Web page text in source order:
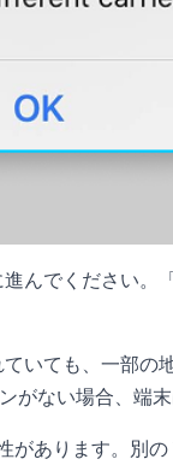
でください。
いても、一部の
ない場合、端末
あります。別